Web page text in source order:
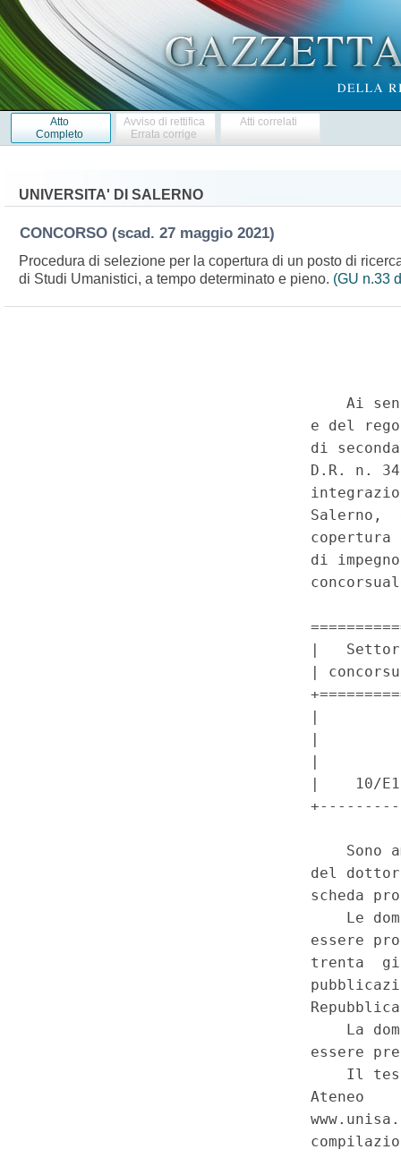
Atto
Completo
Avviso di rettifica
Errata corrige
Atti correlati
UNIVERSITA' DI SALERNO
CONCORSO (scad. 27 maggio 2021)
Procedura di selezione per la copertura di un posto di
di Studi Umanistici, a tempo determinato e pieno. (GU n.33